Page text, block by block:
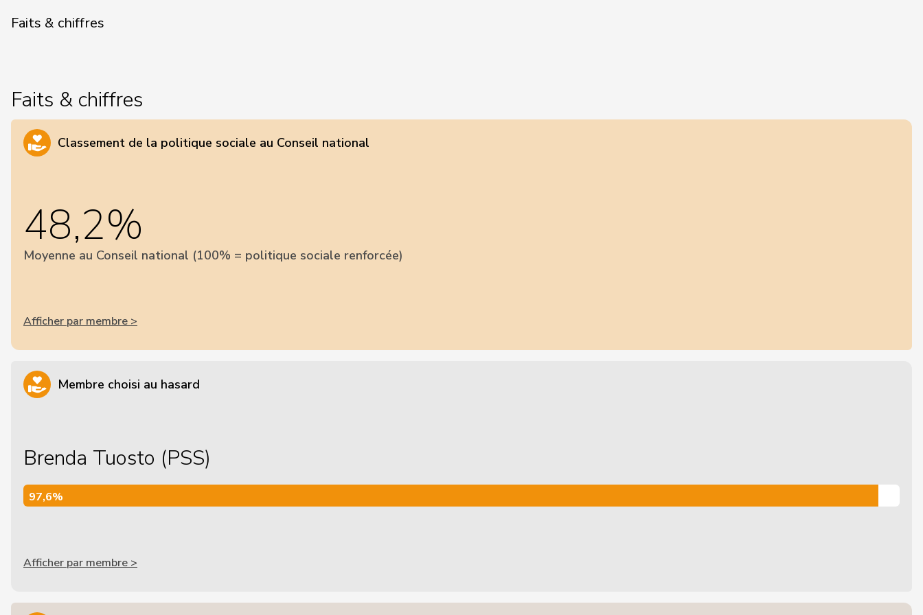
Faits & chiffres
Faits & chiffres
Classement de la politique sociale au Conseil national
48,2%
Moyenne au Conseil national (100% = politique sociale renforcée)
Afficher par membre >
Membre choisi au hasard
Brenda Tuosto (PSS)
97,6%
97,6%
Afficher par membre >